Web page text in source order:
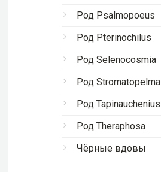
Род Psalmopoeus
Род Pterinochilus
Род Selenocosmia
Род Stromatopelma
Род Tapinauchenius
Род Theraphosa
Чёрные вдовы